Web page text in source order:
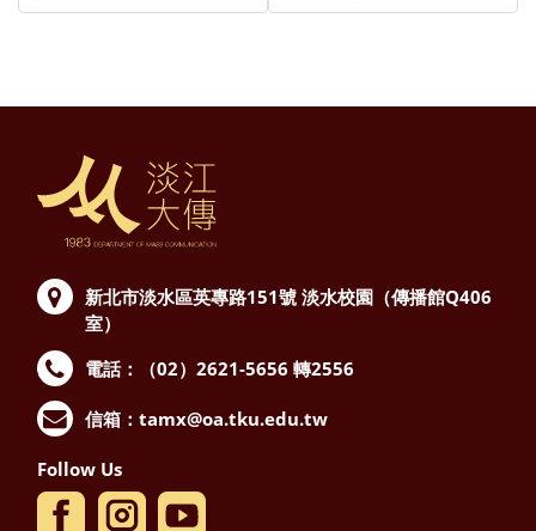
新北市淡水區英專路151號 淡水校園（傳播館Q406
室）
電話：（02）2621-5656 轉2556
信箱： tamx@oa.tku.edu.tw
Follow Us